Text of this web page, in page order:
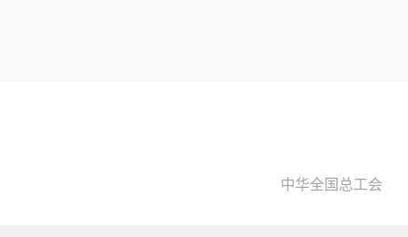
中华全国总工会